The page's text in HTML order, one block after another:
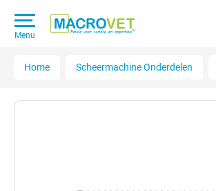
Menu
Home Scheermachine Onderdelen